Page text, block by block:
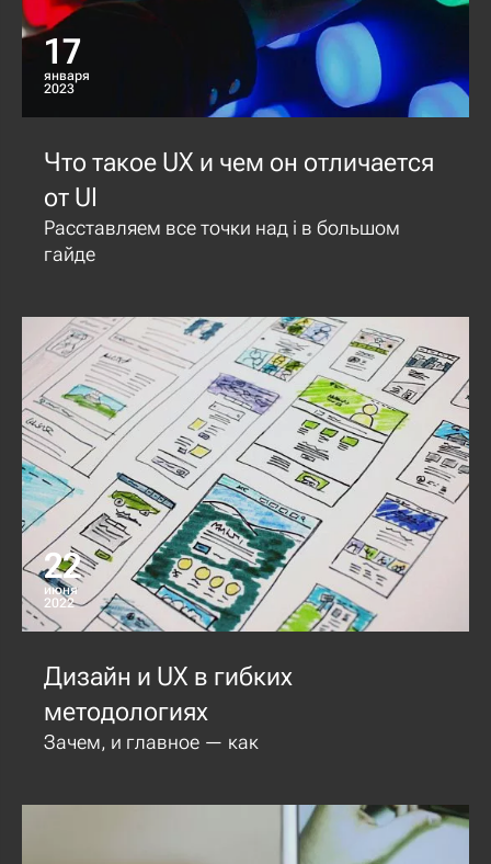
17
января
2023
Что такое UX и чем он отличается
от UI
Расставляем все точки над i в большом
гайде
22
июня
2022
Дизайн и UX в гибких
методологиях
Зачем, и главное — как